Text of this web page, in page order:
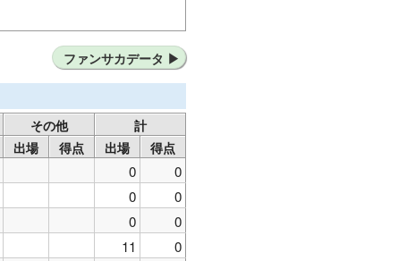
ファンサカデータ
その他
計
出場 得点 出場 得点
0
0
0
0
0
0
11
0